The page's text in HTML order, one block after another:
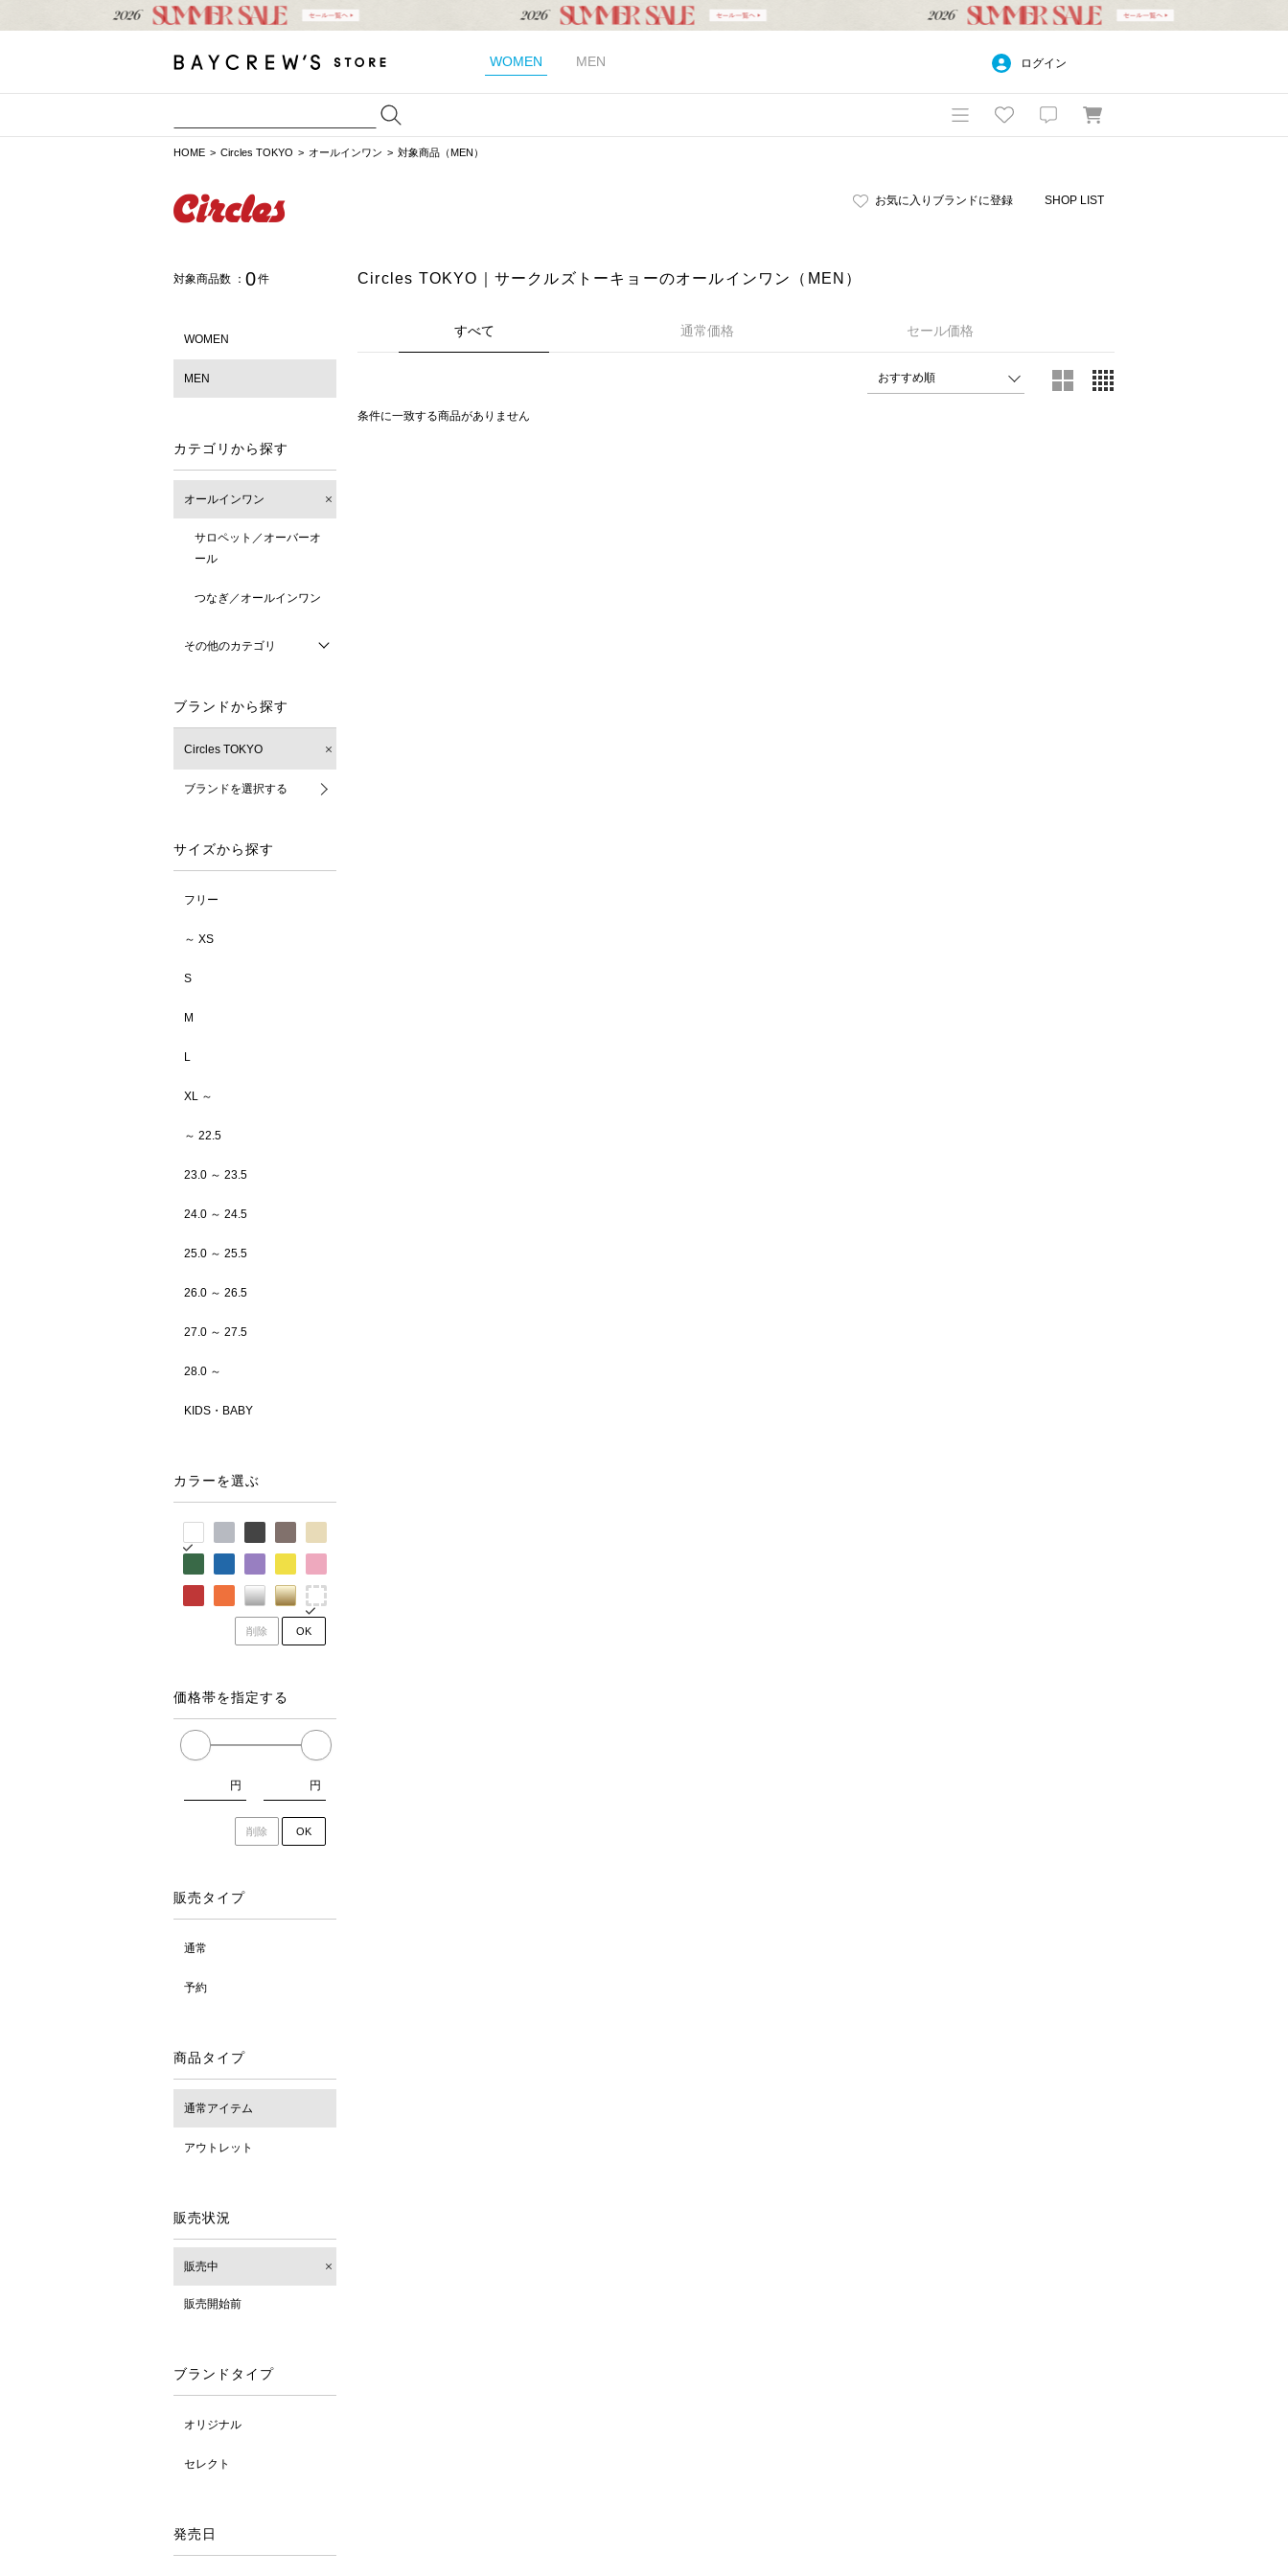
WOMEN MEN ログイン
HOME Circles TOKYO オールインワン 対象商品（MEN）
お気に入りブランドに登録 SHOP LIST
対象商品数 ： 0件
WOMEN
MEN
カテゴリから探す
オールインワン
サロペット／オーバーオ
ール
つなぎ／オールインワン
その他のカテゴリ
ブランドから探す
Circles TOKYO
ブランドを選択する
サイズから探す
フリー
～ XS
S
M
L
XL ～
～ 22.5
23.0 ～ 23.5
24.0 ～ 24.5
25.0 ～ 25.5
26.0 ～ 26.5
27.0 ～ 27.5
28.0 ～
KIDS・BABY
カラーを選ぶ
削除 OK
価格帯を指定する
円 円
削除 OK
販売タイプ
通常
予約
商品タイプ
通常アイテム
アウトレット
販売状況
販売中
販売開始前
ブランドタイプ
オリジナル
セレクト
発売日
Circles TOKYO｜サークルズトーキョーのオールインワン（MEN）
すべて 通常価格 セール価格
条件に一致する商品がありません